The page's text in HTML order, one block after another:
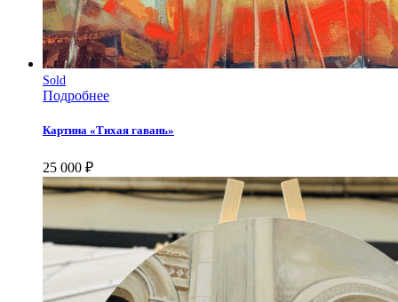
Sold
Подробнее
Картина «Тихая гавань»
25 000 ₽